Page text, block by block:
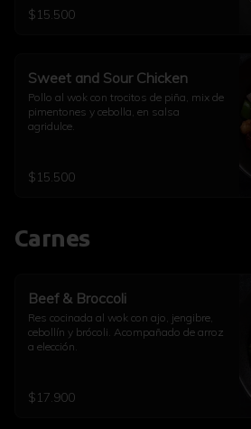
$15.500
Sweet and Sour Chicken
Pollo al wok con trocitos de piña, mix de
pimentones y cebolla, en salsa
agridulce.
$15.500
Carnes
Beef & Broccoli
Res cocinada al wok con ajo, jengibre,
cebollín y brócoli. Acompañado de arroz
a elección.
$17.900